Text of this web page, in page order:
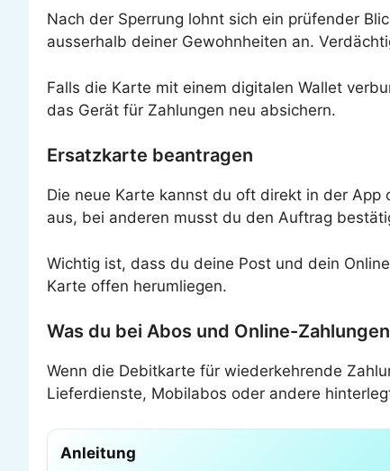
Nach der Sperrung lohnt sich ein prüfender
ausserhalb deiner Gewohnheiten an.
Falls die Karte mit einem digitalen Wallet
das Gerät für Zahlungen neu absichern.
Ersatzkarte beantragen
Die neue Karte kannst du oft direkt in der App
aus, bei anderen musst du den Auftrag
Wichtig ist, dass du deine Post und dein
Karte offen herumliegen.
Was du bei Abos und Online-
Wenn die Debitkarte für wiederkehrende
Lieferdienste, Mobilabos oder andere
Anleitung